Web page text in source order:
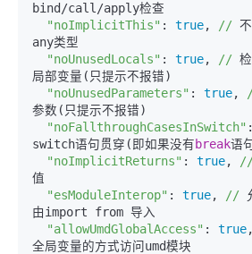
bind/call/apply检查
"noImplicitThis" : true, //
any类型
"noUnusedLocals" : true, //
局部变量(只提示不报错)
"noUnusedParameters" : true,
参数(只提示不报错)
"noFallthroughCasesInSwitch"
switch语句贯穿(即如果没有break语
"noImplicitReturns" : true,
值
"esModuleInterop" : true, //
由import from 导入
"allowUmdGlobalAccess" : true
全局变量的方式访问umd模块